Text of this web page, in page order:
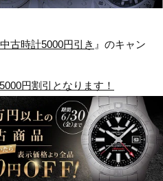
古時計5000円引き 』のキャン
円割引となります！